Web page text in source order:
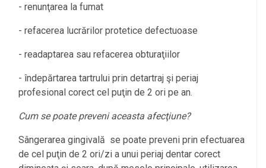
- renunţarea la fumat
- refacerea lucrărilor protetice defectuoase
- readaptarea sau refacerea obturaţiilor
- îndepărtarea tartrului prin detartraj şi periaj
profesional corect cel puţin de 2 ori pe an.
Cum se poate preveni aceasta afecţiune?
Sângerarea gingivală se poate preveni prin efectuarea
de cel puţin de 2 ori/zi a unui periaj dentar corect